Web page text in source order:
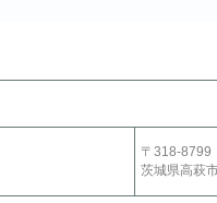
〒318-8799
茨城県高萩